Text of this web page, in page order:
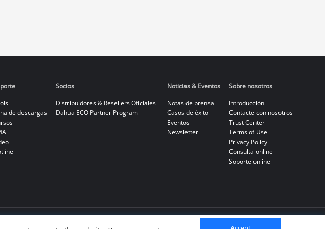
de descargas
Socios
Distribuidores & Resellers Oficiales
Dahua ECO Partner Program
Noticias & Eventos
Notas de prensa
Casos de éxito
Eventos
Newsletter
Sobre nosotros
Introducción
Contacte con nosotros
Trust Center
Terms of Use
Privacy Policy
Consulta online
Soporte online